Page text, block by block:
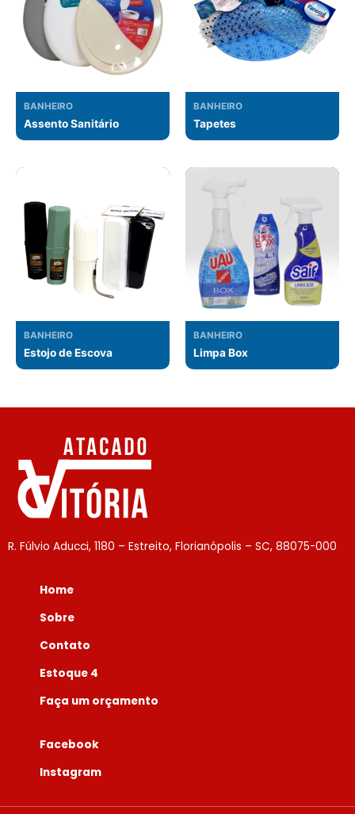
BANHEIRO
Assento Sanitário
BANHEIRO
Tapetes
BANHEIRO
Estojo de Escova
BANHEIRO
Limpa Box
R. Fúlvio Aducci, 1180 – Estreito, Florianópolis – SC, 88075-000
Home
Sobre
Contato
Estoque 4
Faça um orçamento
Facebook
Instagram